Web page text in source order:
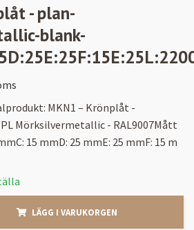
- plan-
blank-
MKN1 – Krönplåt -
Mörksilvermetallic - RAL9007Mått
15 mmD: 25 mmE: 25 mmF: 15 m
LÄGG I VARUKORGEN